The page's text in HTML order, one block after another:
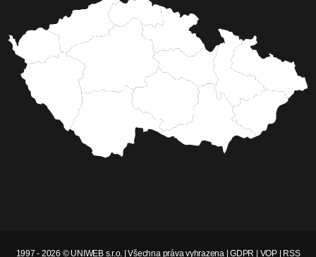
1997 - 2026 © UNIWEB s.r.o. | Všechna práva vyhrazena |GDPR VOP| RSS